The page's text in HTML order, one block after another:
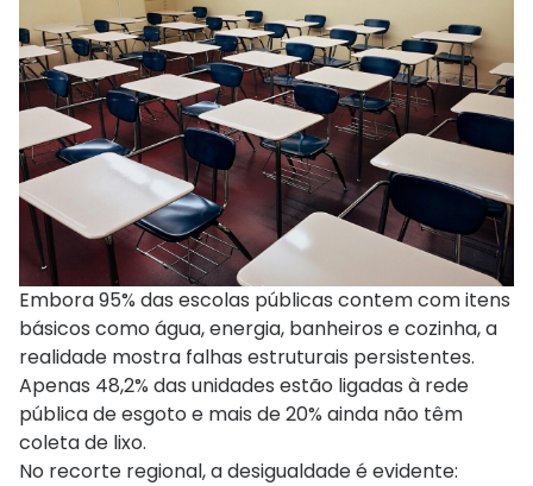
Embora 95% das escolas públicas contem com itens
básicos como água, energia, banheiros e cozinha, a
realidade mostra falhas estruturais persistentes.
Apenas 48,2% das unidades estão ligadas à rede
pública de esgoto e mais de 20% ainda não têm
coleta de lixo.
No recorte regional, a desigualdade é evidente: